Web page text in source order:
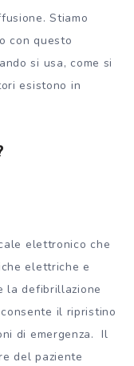
Stiamo
con questo
si usa, come si
esistono in
elettronico che
elettriche e
la defibrillazione
il ripristino
di emergenza. Il
del paziente